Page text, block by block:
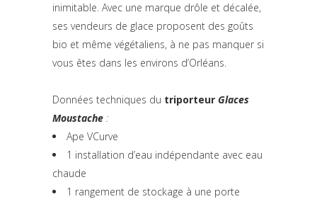
inimitable. Avec une marque drôle et décalée,
ses vendeurs de glace proposent des goûts
bio et même végétaliens, à ne pas manquer si
vous êtes dans les environs d’Orléans.
Données techniques du triporteur Glaces
Moustache :
Ape VCurve
1 installation d’eau indépendante avec eau
chaude
1 rangement de stockage à une porte